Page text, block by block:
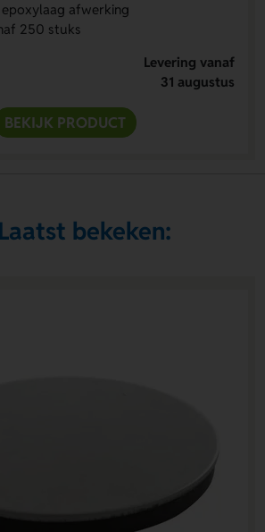
afwerking
250 stuks
Levering vanaf
31 augustus
BEKIJK PRODUCT
Laatst bekeken: